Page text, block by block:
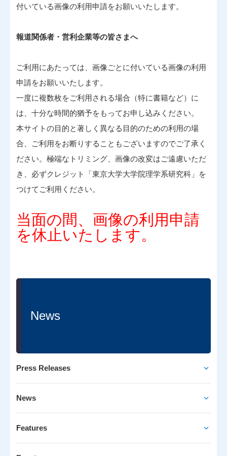
付いている画像の利用申請をお願いいたします。
報道関係者・営利企業等の皆さまへ
ご利用にあたっては、画像ごとに付いている画像の利用
申請をお願いいたします。
一度に複数枚をご利用される場合（特に書籍など）に
は、十分な時間的猶予をもってお申し込みください。
本サイトの目的と著しく異なる目的のための利用の場
合、ご利用をお断りすることもございますのでご了承く
ださい。極端なトリミング、画像の改変はご遠慮いただ
き、必ずクレジット「東京大学大学院理学系研究科」を
つけてご利用ください。
当面の間、画像の利用申請
を休止いたします。
News
Press Releases
News
Features